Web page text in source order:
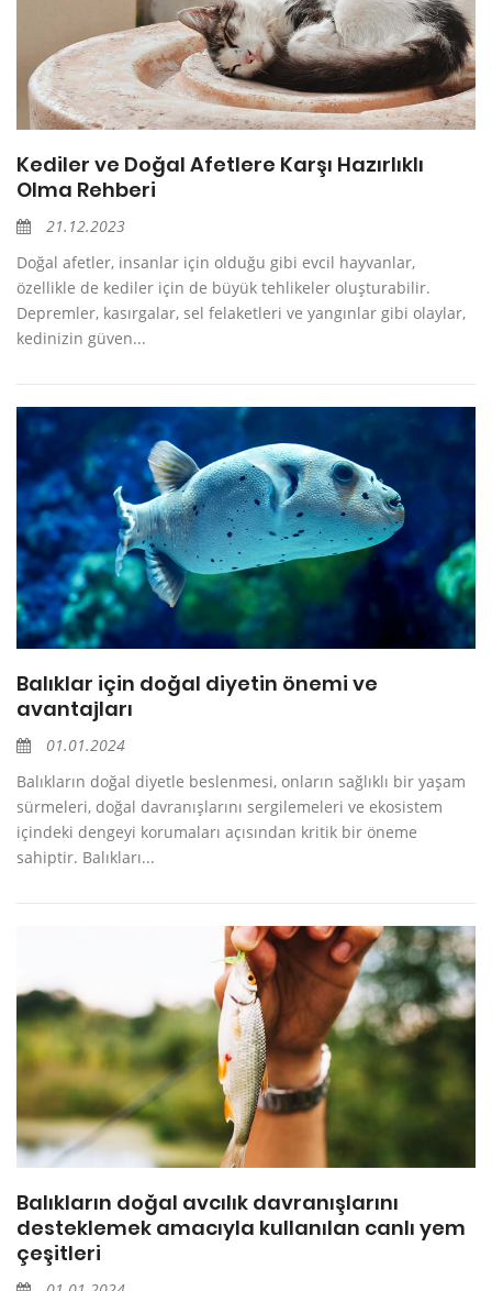
Kediler ve Doğal Afetlere Karşı Hazırlıklı
Olma Rehberi
21.12.2023
Doğal afetler, insanlar için olduğu gibi evcil hayvanlar,
özellikle de kediler için de büyük tehlikeler oluşturabilir.
Depremler, kasırgalar, sel felaketleri ve yangınlar gibi olaylar,
kedinizin güven...
Balıklar için doğal diyetin önemi ve
avantajları
01.01.2024
Balıkların doğal diyetle beslenmesi, onların sağlıklı bir yaşam
sürmeleri, doğal davranışlarını sergilemeleri ve ekosistem
içindeki dengeyi korumaları açısından kritik bir öneme
sahiptir. Balıkları...
Balıkların doğal avcılık davranışlarını
desteklemek amacıyla kullanılan canlı yem
çeşitleri